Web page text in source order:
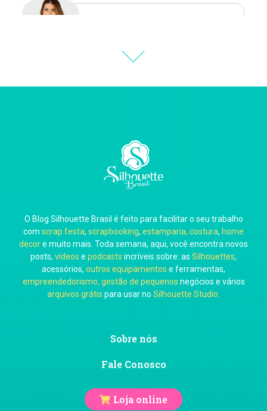
Carla Eschberger
Carol Pessoa
Ju Mirthes
O Blog Silhouette Brasil é feito para facilitar o seu trabalho
com scrap festa, scrapbooking, estamparia, costura, home
decore muito mais. Toda semana, aqui, você encontra novos
posts, vídeos e podcasts incríveis sobre: as Silhouettes,
acessórios, outros equipamentos e ferramentas,
empreendedorismo, gestão de pequenos negócios e vários
arquivos grátis para usar no Silhouette Studio
Sobre nós
Fale Conosco
Loja online